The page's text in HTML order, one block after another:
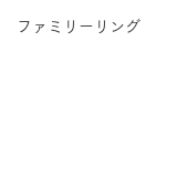
ファミリーリング